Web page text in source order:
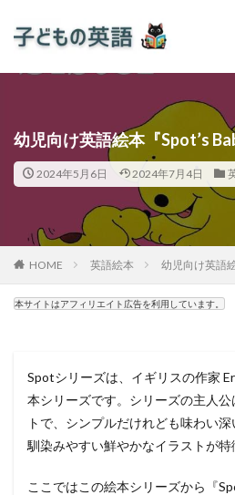
幼児向け英語絵本『Spot’s
2024年5月6日 2024年7月4日
HOME 英語絵本 幼児向け英語
本サイトはアフィリエイト広告を利用しています。
Spotシリーズは、イギリスの作家
本シリーズです。シリーズの主人
トで、シンプルだけれども味わい
馴染みやすい鮮やかなイラストが特
ここではこの絵本シリーズから『